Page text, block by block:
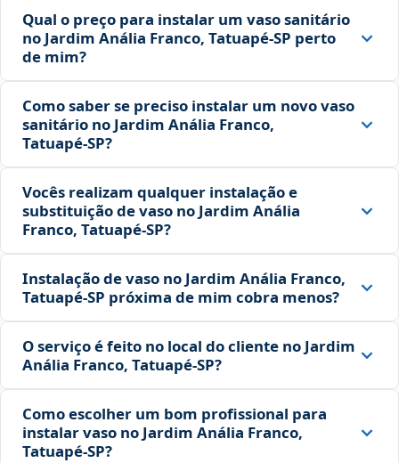
Qual o preço para instalar um vaso sanitário
no Jardim Anália Franco, Tatuapé‑SP perto
de mim?
Como saber se preciso instalar um novo vaso
sanitário no Jardim Anália Franco,
Tatuapé‑SP?
Vocês realizam qualquer instalação e
substituição de vaso no Jardim Anália
Franco, Tatuapé‑SP?
Instalação de vaso no Jardim Anália Franco,
Tatuapé‑SP próxima de mim cobra menos?
O serviço é feito no local do cliente no Jardim
Anália Franco, Tatuapé‑SP?
Como escolher um bom profissional para
instalar vaso no Jardim Anália Franco,
Tatuapé‑SP?